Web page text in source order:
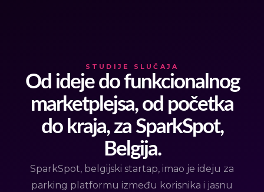
STUDIJE SLUČAJA
Od ideje do funkcionalnog
marketplejsa, od početka
do kraja, za SparkSpot,
Belgija.
SparkSpot, belgijski startap, imao je ideju za
parking platformu između korisnika i jasnu